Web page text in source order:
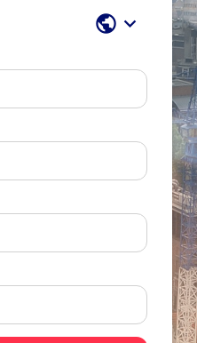
public keyboard_arrow_down